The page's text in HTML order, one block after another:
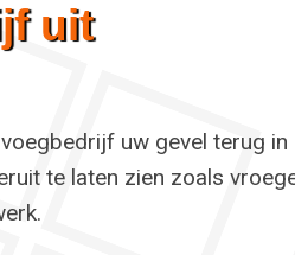
uit
uw gevel terug in
te laten zien zoals